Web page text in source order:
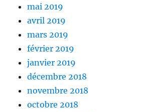
mai 2019
avril 2019
mars 2019
février 2019
janvier 2019
décembre 2018
novembre 2018
octobre 2018